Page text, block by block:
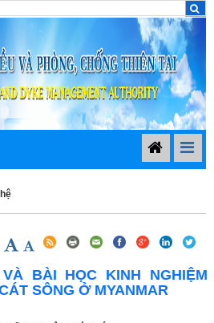
BÀI HỌC KINH NGHIỆM
SÔNG Ở MYANMAR